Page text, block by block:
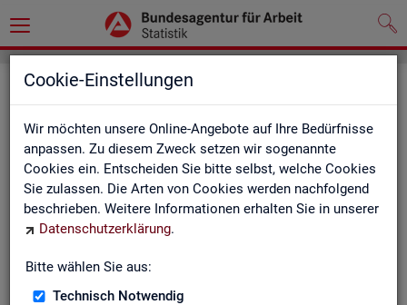
Cookie-Einstellungen
Wir möchten unsere Online-Angebote auf Ihre Bedürfnisse
anpassen. Zu diesem Zweck setzen wir sogenannte
Cookies ein. Entscheiden Sie bitte selbst, welche Cookies
Sie zulassen. Die Arten von Cookies werden nachfolgend
beschrieben. Weitere Informationen erhalten Sie in unserer
Datenschutzerklärung.
Bitte wählen Sie aus:
Technisch Notwendig
Seite emp­feh­len
Fel­der mit einem * sind Pflicht­fel­der und müs­sen aus­ge­füllt
wer­den
Ihre An­ga­ben
Empfänger*